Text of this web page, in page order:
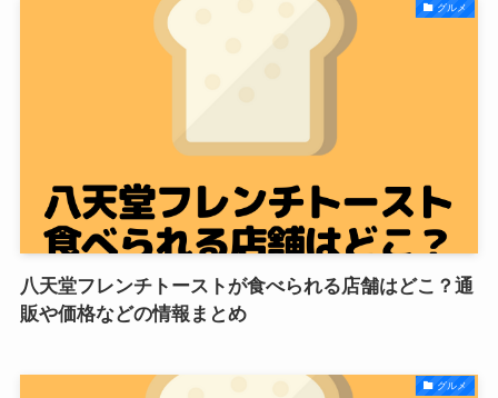
グルメ
八天堂フレンチトーストが食べられる店舗はどこ？通
販や価格などの情報まとめ
グルメ